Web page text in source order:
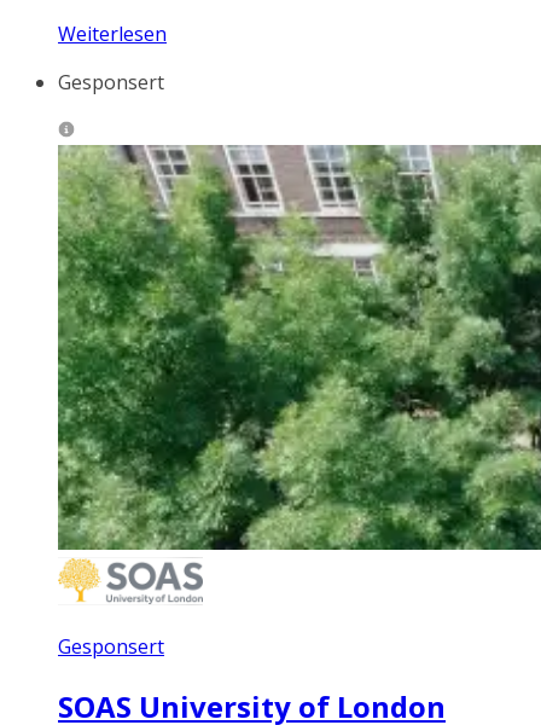
Weiterlesen
Gesponsert
Gesponsert
SOAS University of London